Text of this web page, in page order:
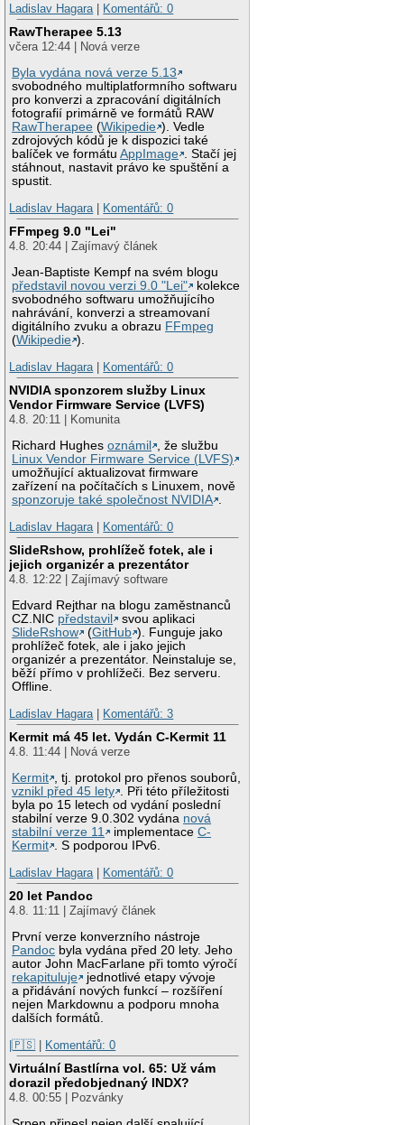
Ladislav Hagara
Komentářů: 0
RawTherapee 5.13
včera 12:44 | Nová verze
Byla vydána nová verze 5.13
svobodného multiplatformního softwaru
pro konverzi a zpracování digitálních
fotografií primárně ve formátů RAW
RawTherapee (Wikipedie ). Vedle
zdrojových kódů je k dispozici také
balíček ve formátuAppImage . Stačí jej
stáhnout, nastavit právo ke spuštění a
spustit.
Ladislav Hagara
Komentářů: 0
FFmpeg 9.0 "Lei"
4.8. 20:44 | Zajímavý článek
Jean-Baptiste Kempf na svém blogu
představil novou verzi 9.0 "Lei"
kolekce
svobodného softwaru umožňujícího
nahrávání, konverzi a streamovaní
digitálního zvuku a obrazu FFmpeg
(Wikipedie ).
Ladislav Hagara
Komentářů: 0
NVIDIA sponzorem služby Linux
Vendor Firmware Service (LVFS)
4.8. 20:11 | Komunita
Richard Hughesoznámil
, že službu
Linux Vendor Firmware Service (LVFS)
umožňující aktualizovat firmware
zařízení na počítačích s Linuxem, nově
sponzoruje také společnost NVIDIA .
Ladislav Hagara | Komentářů: 0
SlideRshow, prohlížeč fotek, ale i
jejich organizér a prezentátor
4.8. 12:22 | Zajímavý software
Edvard Rejthar na blogu zaměstnanců
CZ.NIC představil
svou aplikaci
SlideRshow
(GitHub ). Funguje jako
prohlížeč fotek, ale i jako jejich
organizér a prezentátor. Neinstaluje se,
běží přímo v prohlížeči. Bez serveru.
Offline.
Ladislav Hagara | Komentářů: 3
Kermit má 45 let. Vydán C-Kermit 11
4.8. 11:44 | Nová verze
Kermit , tj. protokol pro přenos souborů,
vznikl před 45 lety . Při této příležitosti
byla po 15 letech od vydání poslední
stabilní verze 9.0.302 vydána nová
stabilní verze 11
implementaceC-
Kermit . S podporou IPv6.
Ladislav Hagara | Komentářů: 0
20 let Pandoc
4.8. 11:11 | Zajímavý článek
První verze konverzního nástroje
Pandoc byla vydána před 20 lety. Jeho
autor John MacFarlane při tomto výročí
rekapituluje
jednotlivé etapy vývoje
a přidávání nových funkcí – rozšíření
nejen Markdownu a podporu mnoha
dalších formátů.
|🇵🇸 | Komentářů: 0
Virtuální Bastlírna vol. 65: Už vám
dorazil předobjednaný INDX?
4.8. 00:55 | Pozvánky